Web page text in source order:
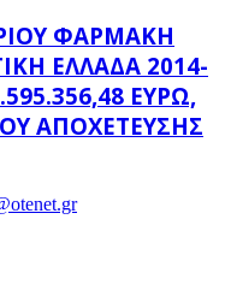
ΦΑΡΜΆΚΗ
ΕΛΛΆΔΑ 2014-
ΕΥΡΏ,
ΑΠΟΧΈΤΕΥΣΗΣ